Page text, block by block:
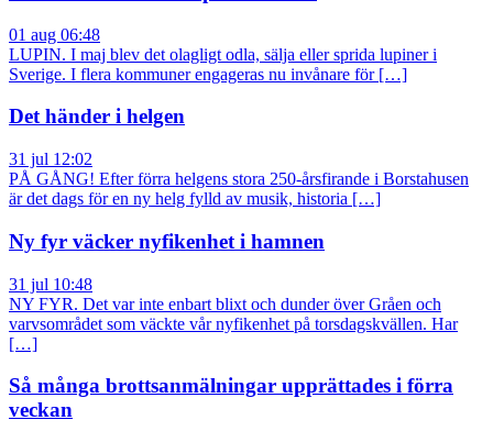
01 aug 06:48
LUPIN. I maj blev det olagligt odla, sälja eller sprida lupiner i
Sverige. I flera kommuner engageras nu invånare för […]
Det händer i helgen
31 jul 12:02
PÅ GÅNG! Efter förra helgens stora 250-årsfirande i Borstahusen
är det dags för en ny helg fylld av musik, historia […]
Ny fyr väcker nyfikenhet i hamnen
31 jul 10:48
NY FYR. Det var inte enbart blixt och dunder över Gråen och
varvsområdet som väckte vår nyfikenhet på torsdagskvällen. Har
[…]
Så många brottsanmälningar upprättades i förra
veckan